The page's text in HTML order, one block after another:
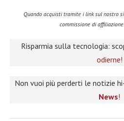
Quando acquisti tramite i link sul nostro
commissione di affiliazione.
Risparmia sulla tecnologia:
odierne!
Non vuoi più perderti le notizie
News!